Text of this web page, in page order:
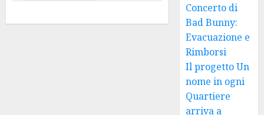
Concerto di
Bad Bunny:
Evacuazione e
Rimborsi
Il progetto Un
nome in ogni
Quartiere
arriva a